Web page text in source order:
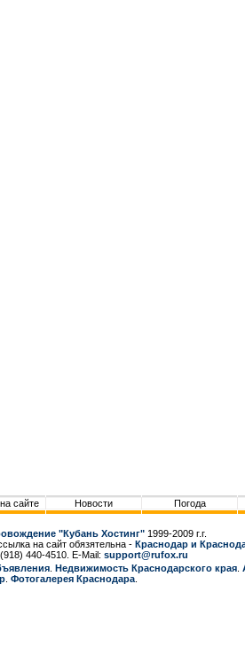
сайте Новости Погода
"Кубань Хостинг" 1999-2009 г.г.
на сайт обязятельна - Краснодар и
440-4510. E-Mail: support@rufox.ru
Недвижимость Краснодарcкого края
Фотогалерея Краснодара